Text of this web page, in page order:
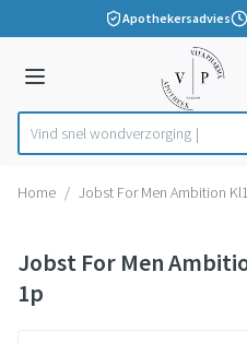
Ga naar de inhoudApothekersadvies
Menu
Product, merk, categorie...
Vind snel wondver
Home / Jobst For Men Ambition
Jobst For Men
1p